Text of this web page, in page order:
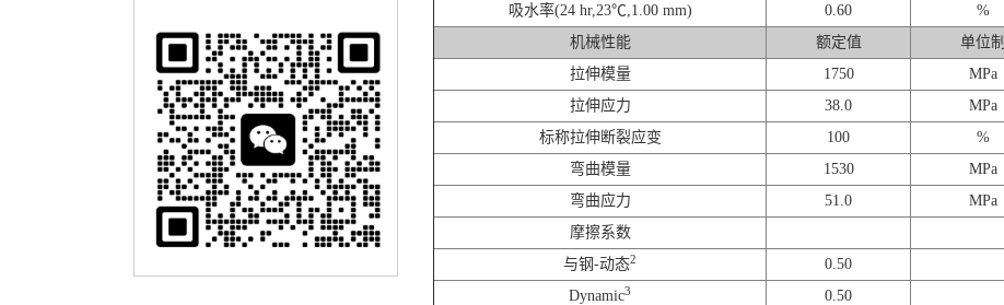
吸水率(24 hr,23℃,1.00 mm)
0.60 %
机械性能
额定值 单位制
拉伸模量
1750 MPa
拉伸应力
38.0 MPa
标称拉伸断裂应变
100 %
弯曲模量
1530 MPa
弯曲应力
51.0 MPa
摩擦系数
与钢-动态2
0.50
Dynamic3
0.50